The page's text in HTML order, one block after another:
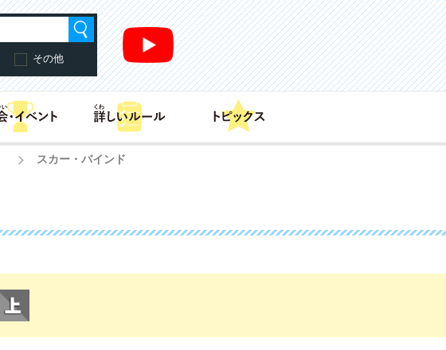
その他
はじめての方へ・あそび方商品情報 カードリスト
スカー・バインド